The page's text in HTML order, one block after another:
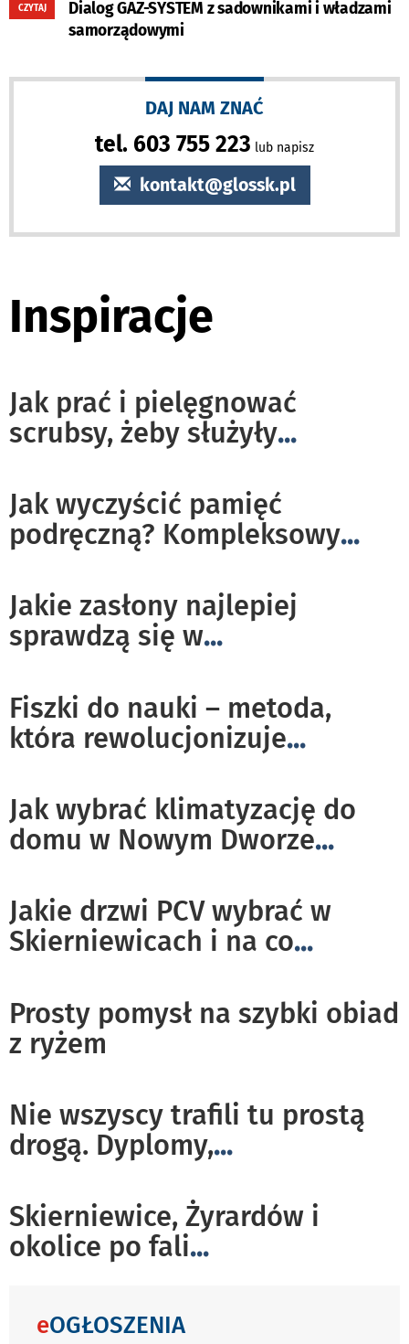
CZYTAJ
Dialog GAZ-SYSTEM z sadownikami i władzami
samorządowymi
DAJ NAM ZNAĆ
tel. 603 755 223 lub napisz
kontakt@glossk.pl
Inspiracje
Jak prać i pielęgnować
scrubsy, żeby służyły...
Jak wyczyścić pamięć
podręczną? Kompleksowy...
Jakie zasłony najlepiej
sprawdzą się w...
Fiszki do nauki – metoda,
która rewolucjonizuje...
Jak wybrać klimatyzację do
domu w Nowym Dworze...
Jakie drzwi PCV wybrać w
Skierniewicach i na co...
Prosty pomysł na szybki obiad
z ryżem
Nie wszyscy trafili tu prostą
drogą. Dyplomy,...
Skierniewice, Żyrardów i
okolice po fali...
eOGŁOSZENIA